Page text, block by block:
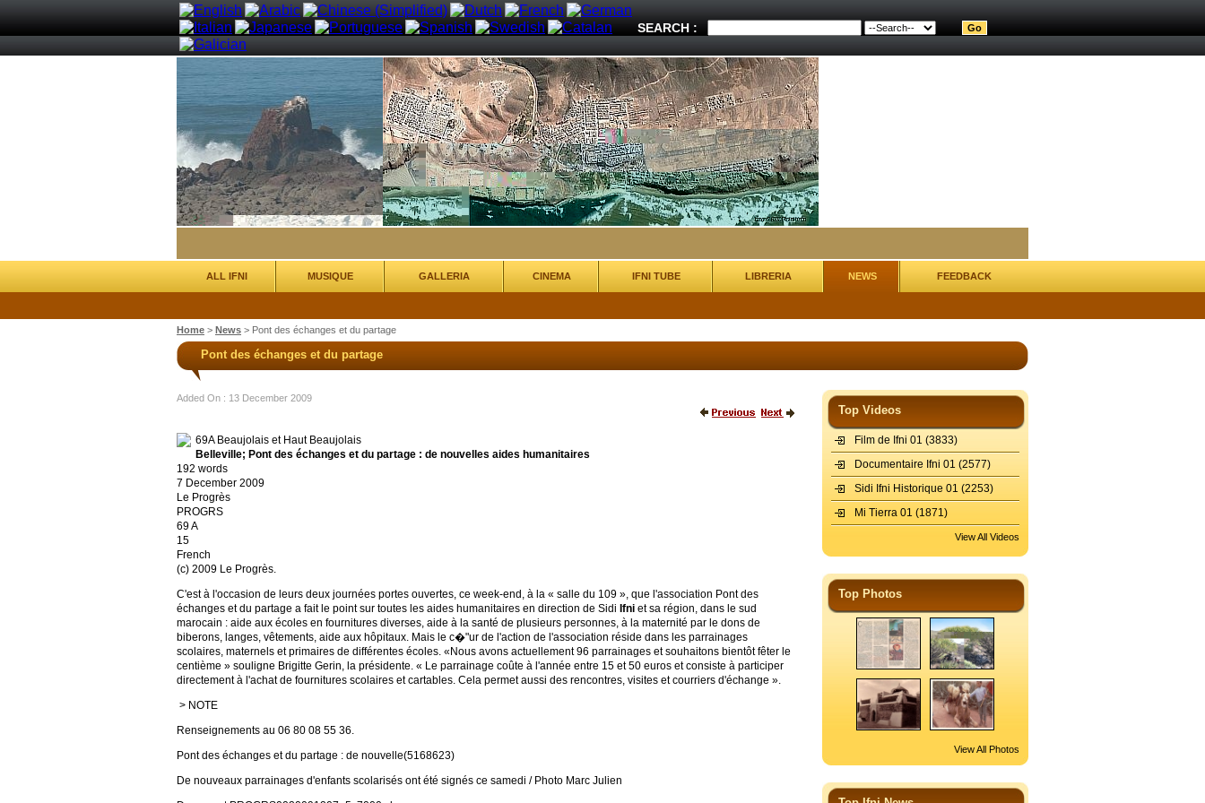
SEARCH :
ALL IFNI MUSIQUE GALLERIA CINEMA IFNI TUBE LIBRERIA NEWS FEEDBACK
Home > News > Pont des échanges et du partage
Pont des échanges et du partage
Added On : 13 December 2009
69A Beaujolais et Haut Beaujolais
Belleville; Pont des échanges et du partage : de nouvelles aides humanitaires
192 words
7 December 2009
Le Progrès
PROGRS
69 A
15
French
(c) 2009 Le Progrès.
C'est à l'occasion de leurs deux journées portes ouvertes, ce week-end, à la « salle du 109 », que l'association Pont des
échanges et du partage a fait le point sur toutes les aides humanitaires en direction de Sidi Ifni et sa région, dans le sud
marocain : aide aux écoles en fournitures diverses, aide à la santé de plusieurs personnes, à la maternité par le dons de
biberons, langes, vêtements, aide aux hôpitaux. Mais le c�"ur de l'action de l'association réside dans les parrainages
scolaires, maternels et primaires de différentes écoles. «Nous avons actuellement 96 parrainages et souhaitons bientôt fêter le
centième » souligne Brigitte Gerin, la présidente. « Le parrainage coûte à l'année entre 15 et 50 euros et consiste à participer
directement à l'achat de fournitures scolaires et cartables. Cela permet aussi des rencontres, visites et courriers d'échange ».
> NOTE
Renseignements au 06 80 08 55 36.
Pont des échanges et du partage : de nouvelle(5168623)
De nouveaux parrainages d'enfants scolarisés ont été signés ce samedi / Photo Marc Julien
Top Videos
Film de Ifni 01 (3833)
Documentaire Ifni 01 (2577)
Sidi Ifni Historique 01 (2253)
Mi Tierra 01 (1871)
View All Videos
Top Photos
View All Photos